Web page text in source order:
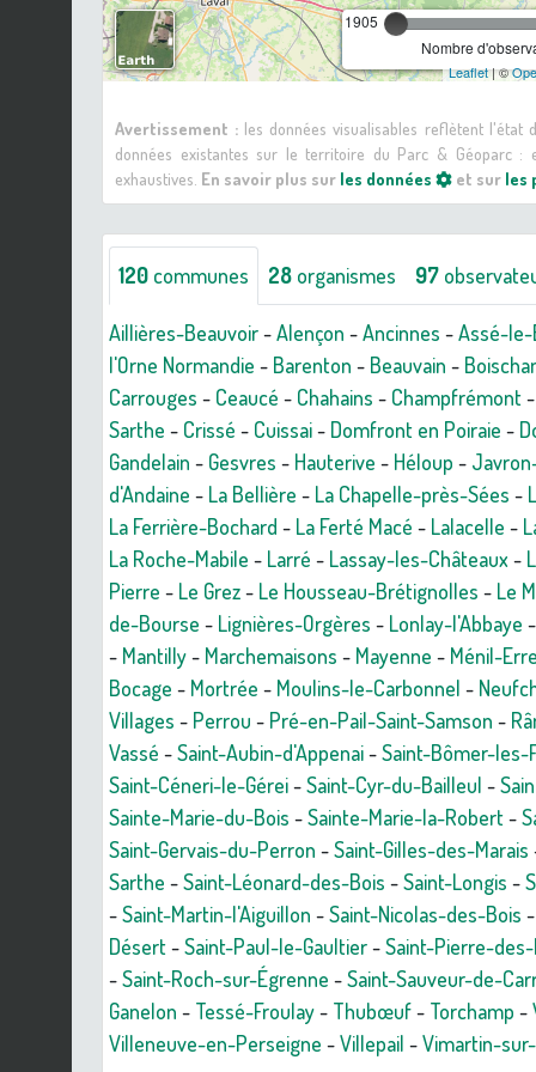
1905
Nombre
Leaflet| ©
Avertissement : les données visualisables reflètent l'état
données existantes sur le territoire du Parc & Géoparc :
exhaustives. En savoir plus sur les données et sur les
120 communes 28 organismes 97
Aillières-Beauvoir-Alençon -Ancinnes -Assé-le-
l'Orne Normandie - Barenton - Beauvain -
Carrouges - Ceaucé - Chahains - Champfrémont
Sarthe - Crissé - Cuissai- Domfront en Poiraie -
Gandelain - Gesvres - Hauterive - Héloup -
d'Andaine - La Bellière - La Chapelle-près-Sées -
La Ferrière-Bochard - La Ferté Macé - Lalacelle -
La Roche-Mabile - Larré - Lassay-les-Châteaux -
Pierre - Le Grez- Le Housseau-Brétignolles - Le
de-Bourse - Lignières-Orgères - Lonlay-l'Abbaye
- Mantilly- Marchemaisons - Mayenne - Ménil-
Bocage - Mortrée - Moulins-le-Carbonnel -
Villages - Perrou - Pré-en-Pail-Saint-Samson -
Vassé -Saint-Aubin-d'Appenai-Saint-Bômer-les-
Saint-Céneri-le-Gérei-Saint-Cyr-du-Bailleul -
Sainte-Marie-du-Bois -Sainte-Marie-la-Robert-
Saint-Gervais-du-Perron -Saint-Gilles-des-Marais
Sarthe -Saint-Léonard-des-Bois -Saint-Longis -
-Saint-Martin-l'Aiguillon -Saint-Nicolas-des-Bois
Désert-Saint-Paul-le-Gaultier-Saint-Pierre-des-
-Saint-Roch-sur-Égrenne -Saint-Sauveur-de-
Ganelon - Tessé-Froulay- Thubœuf- Torchamp -
Villeneuve-en-Perseigne -Villepail -Vimartin-